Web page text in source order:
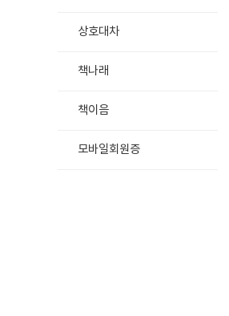
상호대차
책나래
책이음
모바일회원증